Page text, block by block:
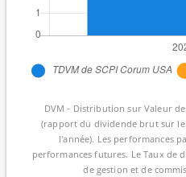
DVM - Distribution sur Valeur
(rapport du dividende brut sur
l'année). Les performances
performances futures. Le Taux de
de gestion et de